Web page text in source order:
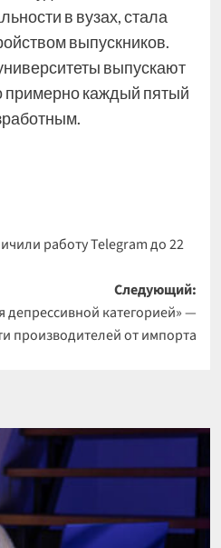
в вузах, стала
выпускников.
выпускают
примерно каждый пятый
работу Telegram до 22
Следующий:
депрессивной категорией» —
производителей от импорта